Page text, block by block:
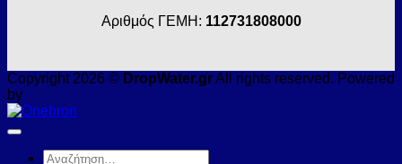
Αριθμός ΓΕΜΗ: 112731808000
Copyright 2026 © DropWater.grAll rights reserved. Powered
by
Αναζήτηση